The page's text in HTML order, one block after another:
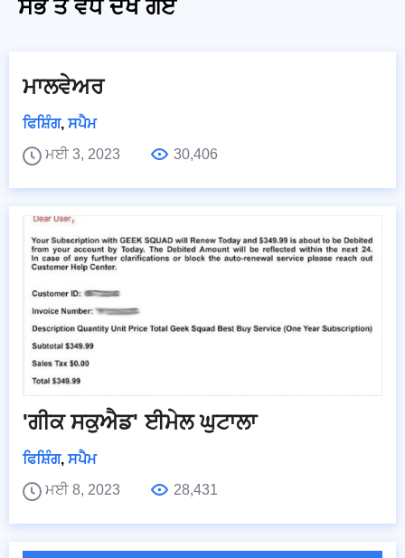
ਸਭ ਤੋਂ ਵੱਧ ਦੇਖੇ ਗਏ
ਮਾਲਵੇਅਰ
ਫਿਸ਼ਿੰਗ, ਸਪੈਮ
ਮਈ 3, 2023
30,406
'ਗੀਕ ਸਕੁਐਡ' ਈਮੇਲ ਘੁਟਾਲਾ
ਫਿਸ਼ਿੰਗ, ਸਪੈਮ
ਮਈ 8, 2023
28,431